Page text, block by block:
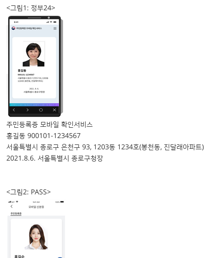
<그림1: 정부24>
주민등록증 모바일 확인서비스
홍길동 900101-1234567
서울특별시 종로구 은천구 93, 1203동 1234호(봉천동, 진달래아파트)
2021.8.6. 서울특별시 종로구청장
<그림2: PASS>